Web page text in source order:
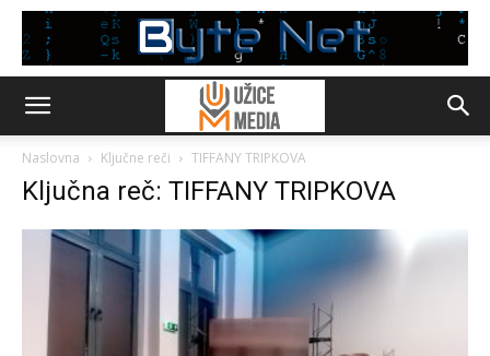
Naslovna Ključne reči TIFFANY TRIPKOVA
Ključna reč: TIFFANY TRIPKOVA